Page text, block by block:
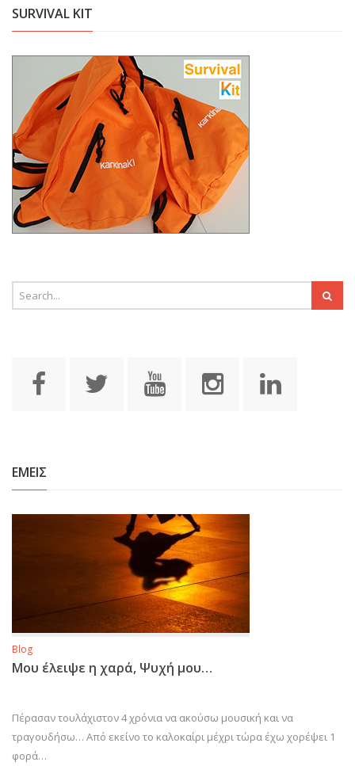
SURVIVAL KIT
ΕΜΕΙΣ
Blog
Μου έλειψε η χαρά, Ψυχή μου…
Πέρασαν τουλάχιστον 4 χρόνια να ακούσω μουσική και να
τραγουδήσω… Από εκείνο το καλοκαίρι μέχρι τώρα έχω χορέψει 1
φορά…